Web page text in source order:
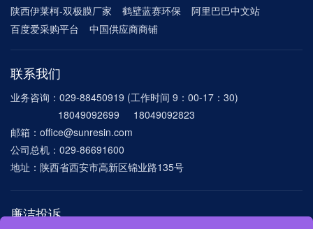
陕西伊莱柯-双极膜厂家
鹤壁蓝赛环保
阿里巴巴中文站
百度爱采购平台
中国供应商商铺
联系我们
业务咨询：029-88450919 (工作时间 9：00-17：30)
18049092699 18049092823
邮箱：office@sunresin.com
公司总机：029-86691600
地址：陕西省西安市高新区锦业路135号
廉洁投诉